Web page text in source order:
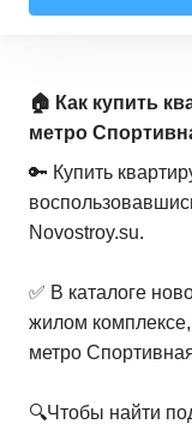
🏠 Как купить
метро
🔑 Купить
Novostroy.su.
✅ В каталоге
жилом
метро
🔍Чтобы найти